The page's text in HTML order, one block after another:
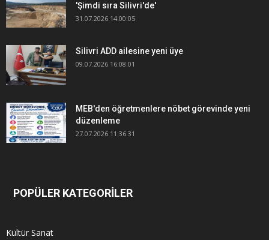
'Şimdi sıra Silivri'de'
31.07.2026 14:00:05
Silivri ADD ailesine yeni üye
09.07.2026 16:08:01
MEB'den öğretmenlere nöbet görevinde yeni
düzenleme
27.07.2026 11:36:31
POPÜLER KATEGORİLER
Kültür Sanat